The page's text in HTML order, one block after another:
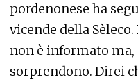
pordenonese ha
vicende della
non è informato
sorprendono. Direi